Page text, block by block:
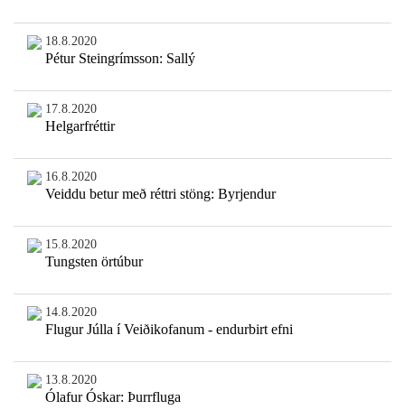
18.8.2020
Pétur Steingrímsson: Sallý
17.8.2020
Helgarfréttir
16.8.2020
Veiddu betur með réttri stöng: Byrjendur
15.8.2020
Tungsten örtúbur
14.8.2020
Flugur Júlla í Veiðikofanum - endurbirt efni
13.8.2020
Ólafur Óskar: Þurrfluga